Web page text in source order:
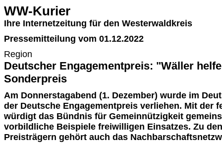
WW-Kurier
Ihre Internetzeitung für den Westerwaldkreis
Pressemitteilung vom 01.12.2022
Region
Deutscher Engagementpreis: "Wäller
Sonderpreis
Am Donnerstagabend (1. Dezember) wurde im
der Deutsche Engagementpreis verliehen. Mit der
würdigt das Bündnis für Gemeinnützigkeit
vorbildliche Beispiele freiwilligen Einsatzes. Zu
Preisträgern gehört auch das